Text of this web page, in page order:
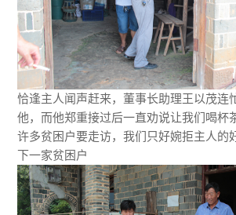
恰逢主人闻声赶来，董事长助理王以茂连
他，而他郑重接过后一直劝说让我们喝杯
许多贫困户要走访，我们只好婉拒主人的
下一家贫困户